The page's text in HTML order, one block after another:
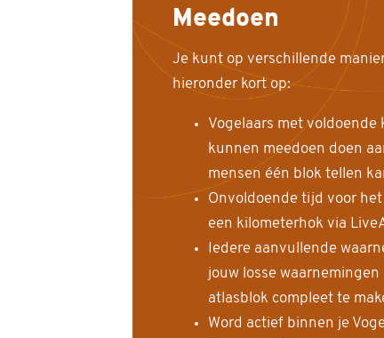
Meedoen
Je kunt op verschillende
hieronder kort op:
Vogelaars met voldoende
kunnen meedoen doen
mensen één blok tellen
Onvoldoende tijd voor
een kilometerhok via
Iedere aanvullende
jouw losse
atlasblok compleet te
Word actief binnen je